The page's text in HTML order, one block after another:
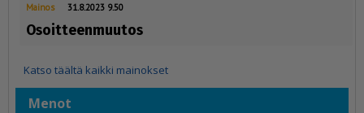
Mainos 31.8.2023 9.50
Osoitteenmuutos
Katso täältä kaikki mainokset
Menot